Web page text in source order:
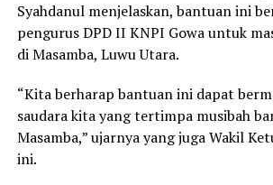
Syahdanul menjelaskan, bantuan ini
pengurus DPD II KNPI Gowa untuk
di Masamba, Luwu Utara.
“Kita berharap bantuan ini dapat
saudara kita yang tertimpa musibah
Masamba,” ujarnya yang juga Wakil
ini.